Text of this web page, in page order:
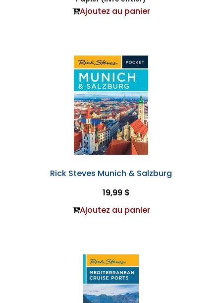
Ajoutez au panier
Rick Steves Munich & Salzburg
19,99 $
Ajoutez au panier